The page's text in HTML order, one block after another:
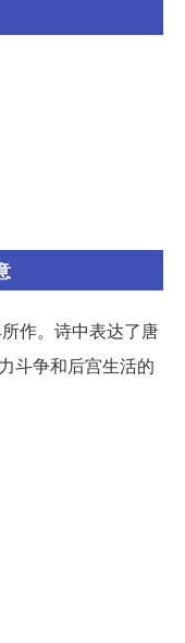
作。诗中表达了唐
斗争和后宫生活的